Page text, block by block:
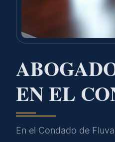
EN EL
En el Condado de